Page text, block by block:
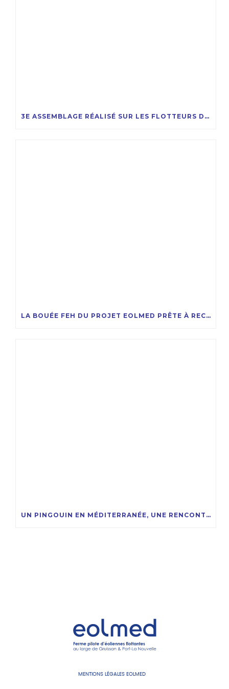
3E ASSEMBLAGE RÉALISÉ SUR LES FLOTTEURS DU PROJET EOLMED
LA BOUÉE FEH DU PROJET EOLMED PRÊTE À RECEVOIR LA COMPAGNIE DES ÉOLIENNES FLOTTANTES
UN PINGOUIN EN MÉDITERRANÉE, UNE RENCONTRE RARE ET FASCINANTE !
MENTIONS LÉGALES EOLMED